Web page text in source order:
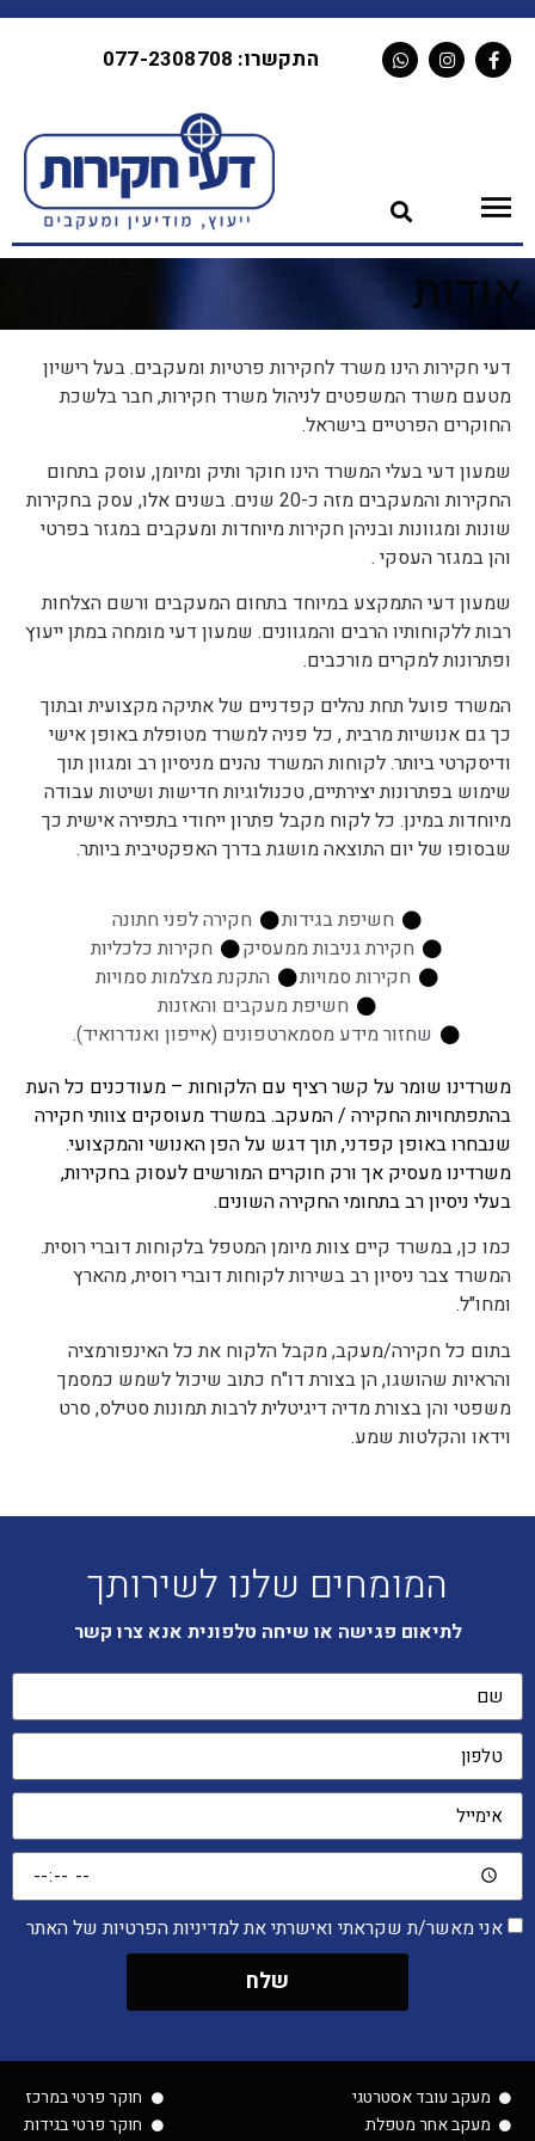
לתוכן
התקשרו: 077-2308708
אודות
דעי חקירות הינו משרד לחקירות פרטיות ומעקבים. בעל רישיון
מטעם משרד המשפטים לניהול משרד חקירות, חבר בלשכת
החוקרים הפרטיים בישראל.
שמעון דעי בעלי המשרד הינו חוקר ותיק ומיומן, עוסק בתחום
החקירות והמעקבים מזה כ-20 שנים. בשנים אלו, עסק בחקירות
שונות ומגוונות ובניהן חקירות מיוחדות ומעקבים במגזר בפרטי
והן במגזר העסקי .
שמעון דעי התמקצע במיוחד בתחום המעקבים ורשם הצלחות
רבות ללקוחותיו הרבים והמגוונים. שמעון דעי מומחה במתן ייעוץ
ופתרונות למקרים מורכבים.
המשרד פועל תחת נהלים קפדניים של אתיקה מקצועית ובתוך
כך גם אנושיות מרבית , כל פניה למשרד מטופלת באופן אישי
ודיסקרטי ביותר. לקוחות המשרד נהנים מניסיון רב ומגוון תוך
שימוש בפתרונות יצירתיים, טכנולוגיות חדישות ושיטות עבודה
מיוחדות במינן. כל לקוח מקבל פתרון ייחודי בתפירה אישית כך
שבסופו של יום התוצאה מושגת בדרך האפקטיבית ביותר.
חשיפת בגידות
חקירה לפני חתונה
חקירת גניבות ממעסיק
חקירות כלכליות
חקירות סמויות
התקנת מצלמות סמויות
חשיפת מעקבים והאזנות
שחזור מידע מסמארטפונים (אייפון ואנדרואיד).
משרדינו שומר על קשר רציף עם הלקוחות – מעודכנים כל העת
בהתפתחויות החקירה / המעקב. במשרד מעוסקים צוותי חקירה
שנבחרו באופן קפדני, תוך דגש על הפן האנושי והמקצועי.
משרדינו מעסיק אך ורק חוקרים המורשים לעסוק בחקירות,
בעלי ניסיון רב בתחומי החקירה השונים.
כמו כן, במשרד קיים צוות מיומן המטפל בלקוחות דוברי רוסית.
המשרד צבר ניסיון רב בשירות לקוחות דוברי רוסית, מהארץ
ומחו"ל.
בתום כל חקירה/מעקב, מקבל הלקוח את כל האינפורמציה
והראיות שהושגו, הן בצורת דו"ח כתוב שיכול לשמש כמסמך
משפטי והן בצורת מדיה דיגיטלית לרבות תמונות סטילס, סרט
וידאו והקלטות שמע.
המומחים שלנו לשירותך
לתיאום פגישה או שיחה טלפונית אנא צרו קשר
אני מאשר/ת שקראתי ואישרתי את למדיניות הפרטיות של האתר
שלח
מעקב עובד אסטרטגי
מעקב אחר מטפלת
חוקר פרטי במרכז
חוקר פרטי בגידות